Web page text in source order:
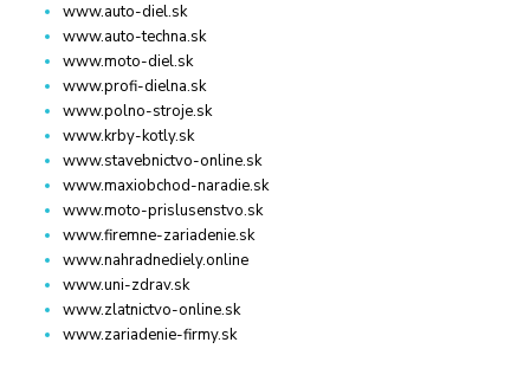
www.auto-diel.sk
www.auto-techna.sk
www.moto-diel.sk
www.profi-dielna.sk
www.polno-stroje.sk
www.krby-kotly.sk
www.stavebnictvo-online.sk
www.maxiobchod-naradie.sk
www.moto-prislusenstvo.sk
www.firemne-zariadenie.sk
www.nahradnediely.online
www.uni-zdrav.sk
www.zlatnictvo-online.sk
www.zariadenie-firmy.sk